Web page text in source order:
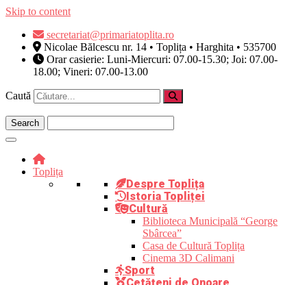
Skip to content
secretariat@primariatoplita.ro
Nicolae Bălcescu nr. 14 • Toplița • Harghita • 535700
Orar casierie: Luni-Miercuri: 07.00-15.30; Joi: 07.00-
18.00; Vineri: 07.00-13.00
Caută
Toplița
Despre Toplița
Istoria Topliței
Cultură
Biblioteca Municipală “George
Sbârcea”
Casa de Cultură Toplița
Cinema 3D Calimani
Sport